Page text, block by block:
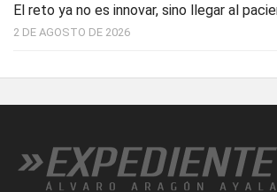
El reto ya no es innovar, sino llegar al
2 DE AGOSTO DE 2026